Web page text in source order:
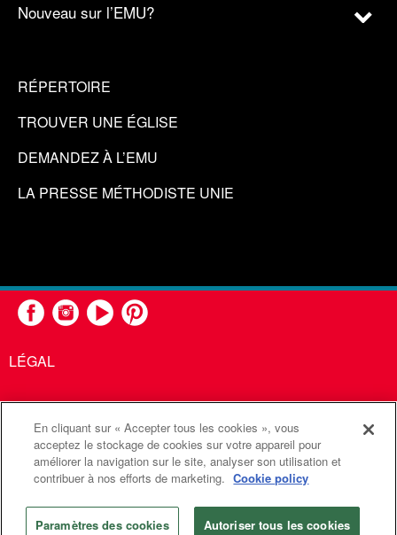
Nouveau sur l’EMU?
RÉPERTOIRE
TROUVER UNE ÉGLISE
DEMANDEZ À L’EMU
LA PRESSE MÉTHODISTE UNIE
LÉGAL
United Methodist Communications est une agence de l'Église
Méthodiste Unie
Communications Méthodistes Unies. Tous droits
réservés
En cliquant sur « Accepter tous les cookies », vous
acceptez le stockage de cookies sur votre appareil pour
améliorer la navigation sur le site, analyser son utilisation et
contribuer à nos efforts de marketing. Cookie policy
Paramètres des cookies Autoriser tous les cookies